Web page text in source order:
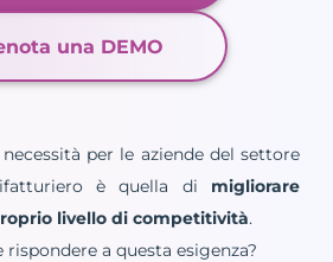
una DEMO
per le aziende del settore
è quella di migliorare
livello di competitività.
a questa esigenza?